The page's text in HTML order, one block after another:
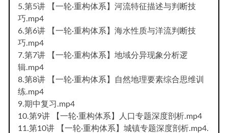
5.第5讲 【一轮·重构体系】河流特征描述与判断技
巧.mp4
6.第6讲 【一轮·重构体系】海水性质与洋流判断技
巧.mp4
7.第7讲 【一轮·重构体系】地域分异现象分析逻
辑.mp4
8.第8讲 【一轮·重构体系】自然地理要素综合思维训
练.mp4
9.期中复习.mp4
10.第9讲 【一轮·重构体系】人口专题深度剖析.mp4
11.第10讲 【一轮·重构体系】城镇专题深度剖析.mp4.